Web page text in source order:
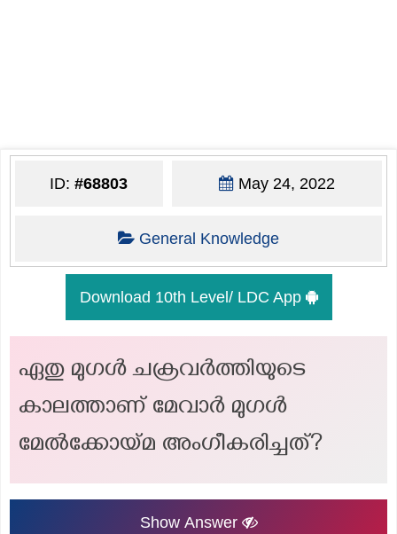
ID:#68803 May 24, 2022
General Knowledge
Download 10th Level/ LDC App
ഏതു മുഗൾ ചക്രവർത്തിയുടെ
കാലത്താണ് മേവാർ മുഗൾ
മേൽക്കോയ്മ അംഗീകരിച്ചത്?
Show Answer